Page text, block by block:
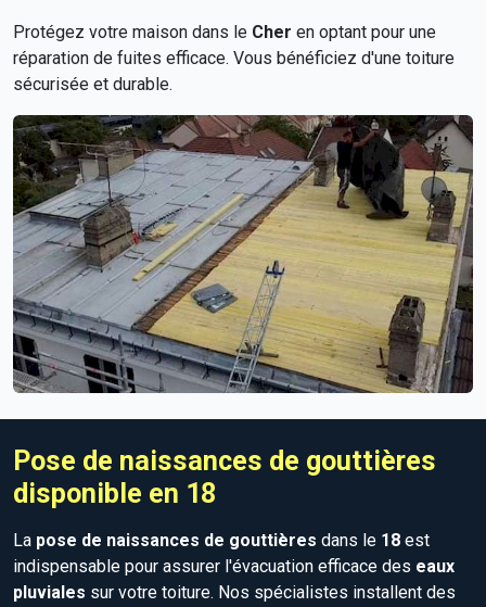
Protégez votre maison dans le Cher en optant pour une
réparation de fuites efficace. Vous bénéficiez d'une toiture
sécurisée et durable.
Pose de naissances de gouttières
disponible en 18
La pose de naissances de gouttières dans le 18 est
indispensable pour assurer l'évacuation efficace des eaux
pluviales sur votre toiture. Nos spécialistes installent des